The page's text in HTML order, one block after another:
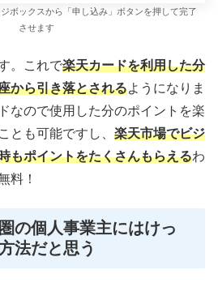
ボックスから「申し込み」ボタンを押して完了
させます
。これで楽天カードを利用した分
から引き落とされるようになりま
なので使用した分のポイントを楽
とも可能ですし、 楽天市場でビジ
もポイントをたくさんもらえるわ
料！
の個人事業主にはけっ
法だと思う